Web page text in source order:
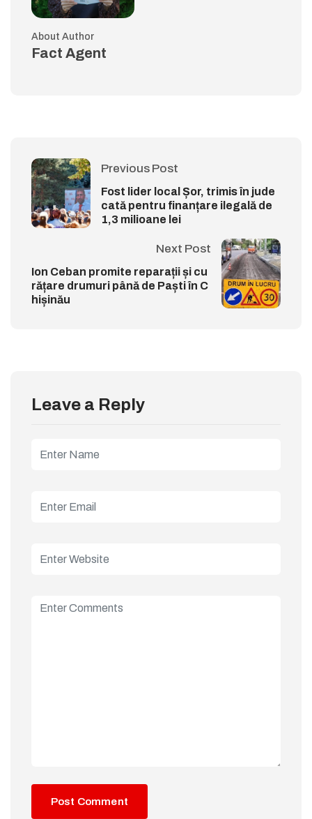
About Author
Fact Agent
Previous Post
Fost lider local Șor, trimis în jude
cată pentru finanțare ilegală de
1,3 milioane lei
Next Post
Ion Ceban promite reparații și cu
rățare drumuri până de Paști în C
hișinău
Leave a Reply